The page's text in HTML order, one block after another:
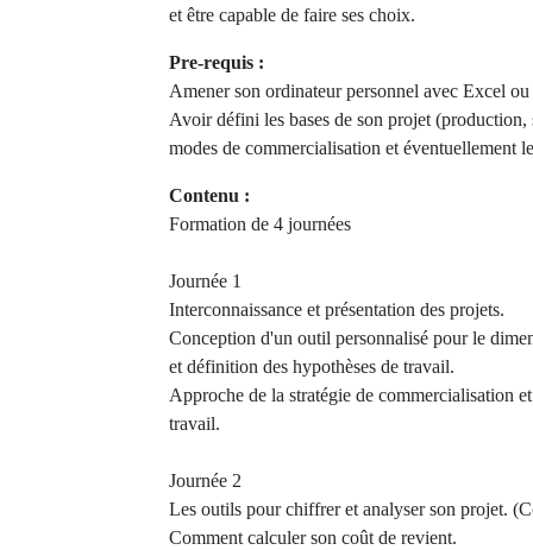
et être capable de faire ses choix.
Pre-requis :
Amener son ordinateur personnel avec Excel
Avoir défini les bases de son projet (production,
modes de commercialisation et éventuellement
Contenu :
Formation de 4 journées
Journée 1
Interconnaissance et présentation des projets.
Conception d'un outil personnalisé pour le
et définition des hypothèses de travail.
Approche de la stratégie de commercialisation
travail.
Journée 2
Les outils pour chiffrer et analyser son projet.
Comment calculer son coût de revient.